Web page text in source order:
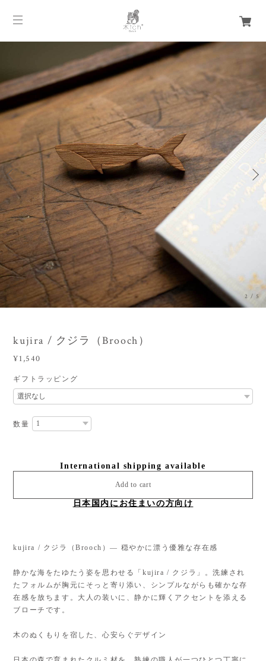
3 /5
kujira / クジラ（Brooch）
¥1,540
ギフトラッピング
数量
International shipping available
Add to cart
日本国内にお住まいの方向け
kujira / クジラ（Brooch）— 穏やかに漂う優雅な存在感
静かな海をたゆたう姿を思わせる「kujira / クジラ」。洗練され
たフォルムが胸元にそっと寄り添い、シンプルながらも確かな存
在感を放ちます。大人の装いに、静かに輝くアクセントを添える
ブローチです。
木のぬくもりを宿した、心安らぐデザイン